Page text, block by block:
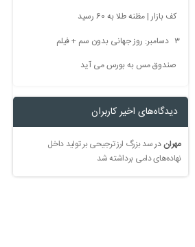
کف بازار | مظنه طلا به 60 رسید
۳ دسامبر: روز جهانی بدون سم + فیلم
صندوق مس به بورس می آید
دیدگاه‌های اخیر کاربران
مهراندرسد بزرگ ارز ترجیحی بر تولید داخل
نهاده‌های دامی برداشته شد